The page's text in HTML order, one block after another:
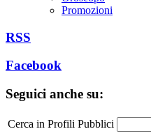
Promozioni
RSS
Facebook
Seguici anche su:
Cerca in Profili Pubblici